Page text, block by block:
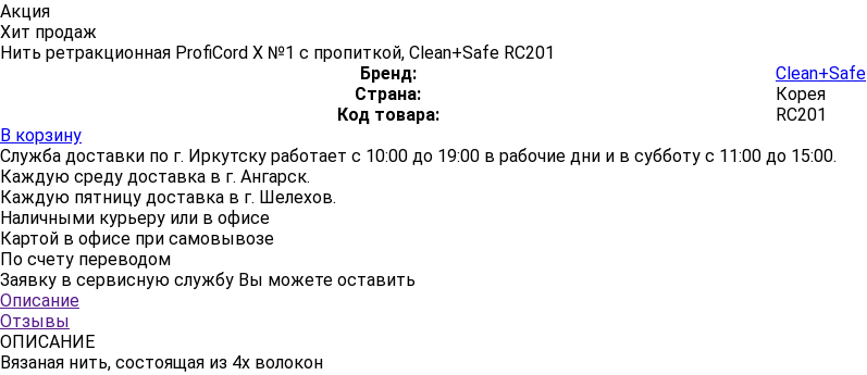
Акция
Хит продаж
Нить ретракционная ProfiCord X №1 с пропиткой, Clean+Safe RC201
Бренд:
Clean+Safe
Страна:
Корея
Код товара:
RC201
В корзину
Служба доставки по г. Иркутску работает с 10:00 до 19:00 в рабочие дни и в субботу с 11:00 до 15:00.
Каждую среду доставка в г. Ангарск.
Каждую пятницу доставка в г. Шелехов.
Наличными курьеру или в офисе
Картой в офисе при самовывозе
По счету переводом
Заявку в сервисную службу Вы можете оставить
Описание
Отзывы
ОПИСАНИЕ
Вязаная нить, состоящая из 4х волокон